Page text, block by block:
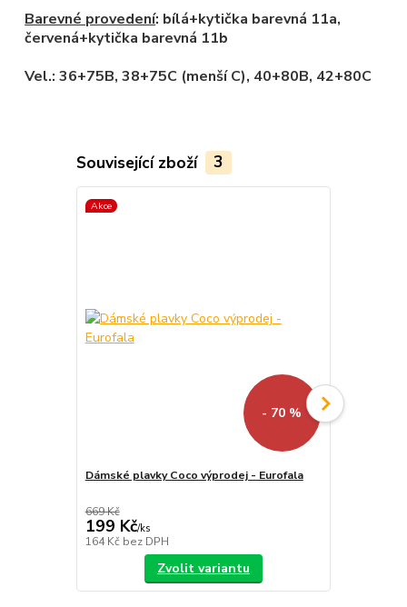
Barevné provedení: bílá+kytička barevná 11a,
červená+kytička barevná 11b
Vel.: 36+75B, 38+75C (menší C), 40+80B, 42+80C
Související zboží 3
Akce
- 70 %
Dámské plavky Coco výprodej - Eurofala
669 Kč
199 Kč/ks
164 Kč bez DPH
Zvolit variantu